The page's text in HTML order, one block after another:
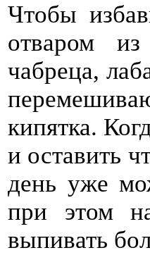
Чтобы
отваром
чабреца,
кипятка.
и оставить
день уже
при этом
выпивать